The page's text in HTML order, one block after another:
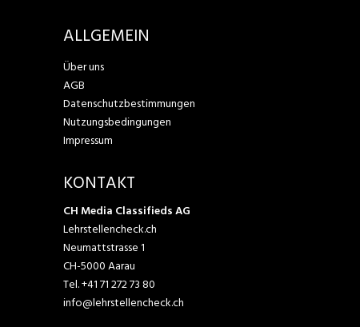
ALLGEMEIN
Über uns
AGB
Datenschutzbestimmungen
Nutzungsbedingungen
Impressum
KONTAKT
CH Media Classifieds AG
Lehrstellencheck.ch
Neumattstrasse 1
CH-5000 Aarau
Tel.+41 71 272 73 80
info@lehrstellencheck.ch